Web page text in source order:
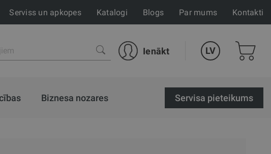
Serviss un apkopes Katalogi Blogs Par mums Kontakti
Ienākt LV
Biznesa nozares Servisa pieteikums